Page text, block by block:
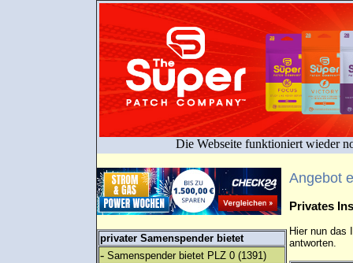
Die Webseite funktioniert wieder
privater Samenspender bietet
- Samenspender bietet PLZ 0 (1391)
Angebot
Privates
Hier nun das
antworten.